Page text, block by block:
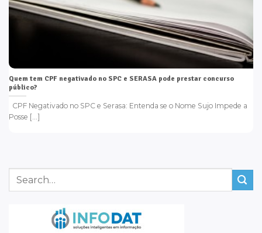
Quem tem CPF negativado no SPC e SERASA pode prestar concurso
público?
CPF Negativado no SPC e Serasa: Entenda se o Nome Sujo Impede a
Posse [...]